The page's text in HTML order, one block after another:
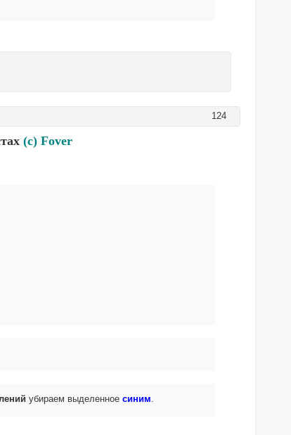
124
(c) Fover
убираем выделенноесиним.